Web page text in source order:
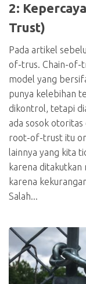
2:
Trust)
Pada artikel
of-trus. Chain-of-
model yang
punya kelebihan
dikontrol, tetapi
ada sosok otoritas
root-of-trust itu
lainnya yang kita
karena
karena
Salah...